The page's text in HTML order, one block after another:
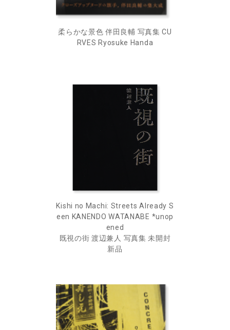
柔らかな景色 伴田良輔 写真集 CU
RVES Ryosuke Handa
Kishi no Machi: Streets Already S
een KANENDO WATANABE *unop
ened
既視の街 渡辺兼人 写真集 未開封
新品